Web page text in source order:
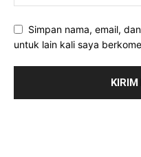
Simpan nama, email,
untuk lain kali saya